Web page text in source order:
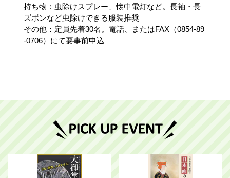
持ち物：虫除けスプレー、懐中電灯など。長袖・長
ズボンなど虫除けできる服装推奨
その他：定員先着30名。電話、またはFAX（0854-89
-0706）にて要事前申込